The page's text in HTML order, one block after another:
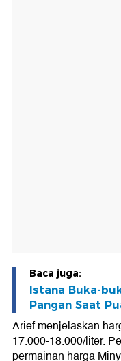
Baca juga:
Istana Buka-
Pangan Saat
Arief menjelaskan
17.000-18.000/liter.
permainan harga